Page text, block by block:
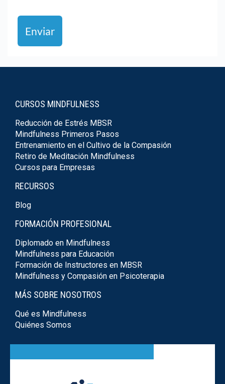
Enviar
CURSOS MINDFULNESS
Reducción de Estrés MBSR
Mindfulness Primeros Pasos
Entrenamiento en el Cultivo de la Compasión
Retiro de Meditación Mindfulness
Cursos para Empresas
RECURSOS
Blog
FORMACIÓN PROFESIONAL
Diplomado en Mindfulness
Mindfulness para Educación
Formación de Instructores en MBSR
Mindfulness y Compasión en Psicoterapia
MÁS SOBRE NOSOTROS
Qué es Mindfulness
Quiénes Somos